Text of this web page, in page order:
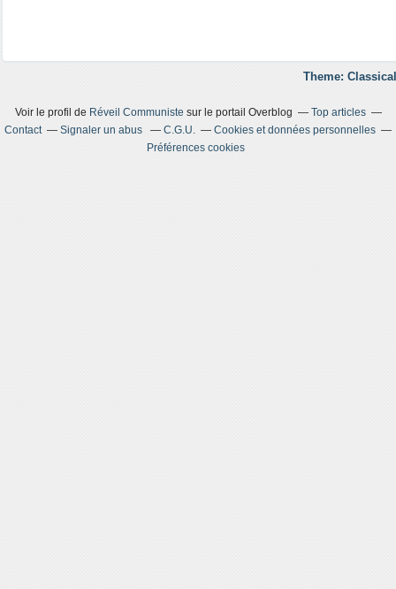
Theme:
Voir le profil de Réveil Communiste sur le portail Overblog
Top articles
Contact
Signaler un abus C.G.U.
Cookies et données personnelles
Préférences cookies